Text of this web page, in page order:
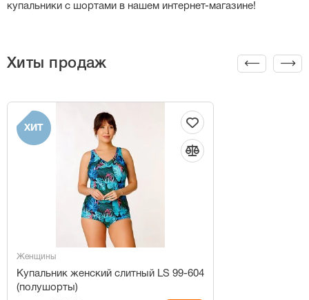
купальники с шортами в нашем интернет-магазине!
Хиты продаж
ХИТ
Женщины
Купальник женский слитный LS 99-604
(полушорты)